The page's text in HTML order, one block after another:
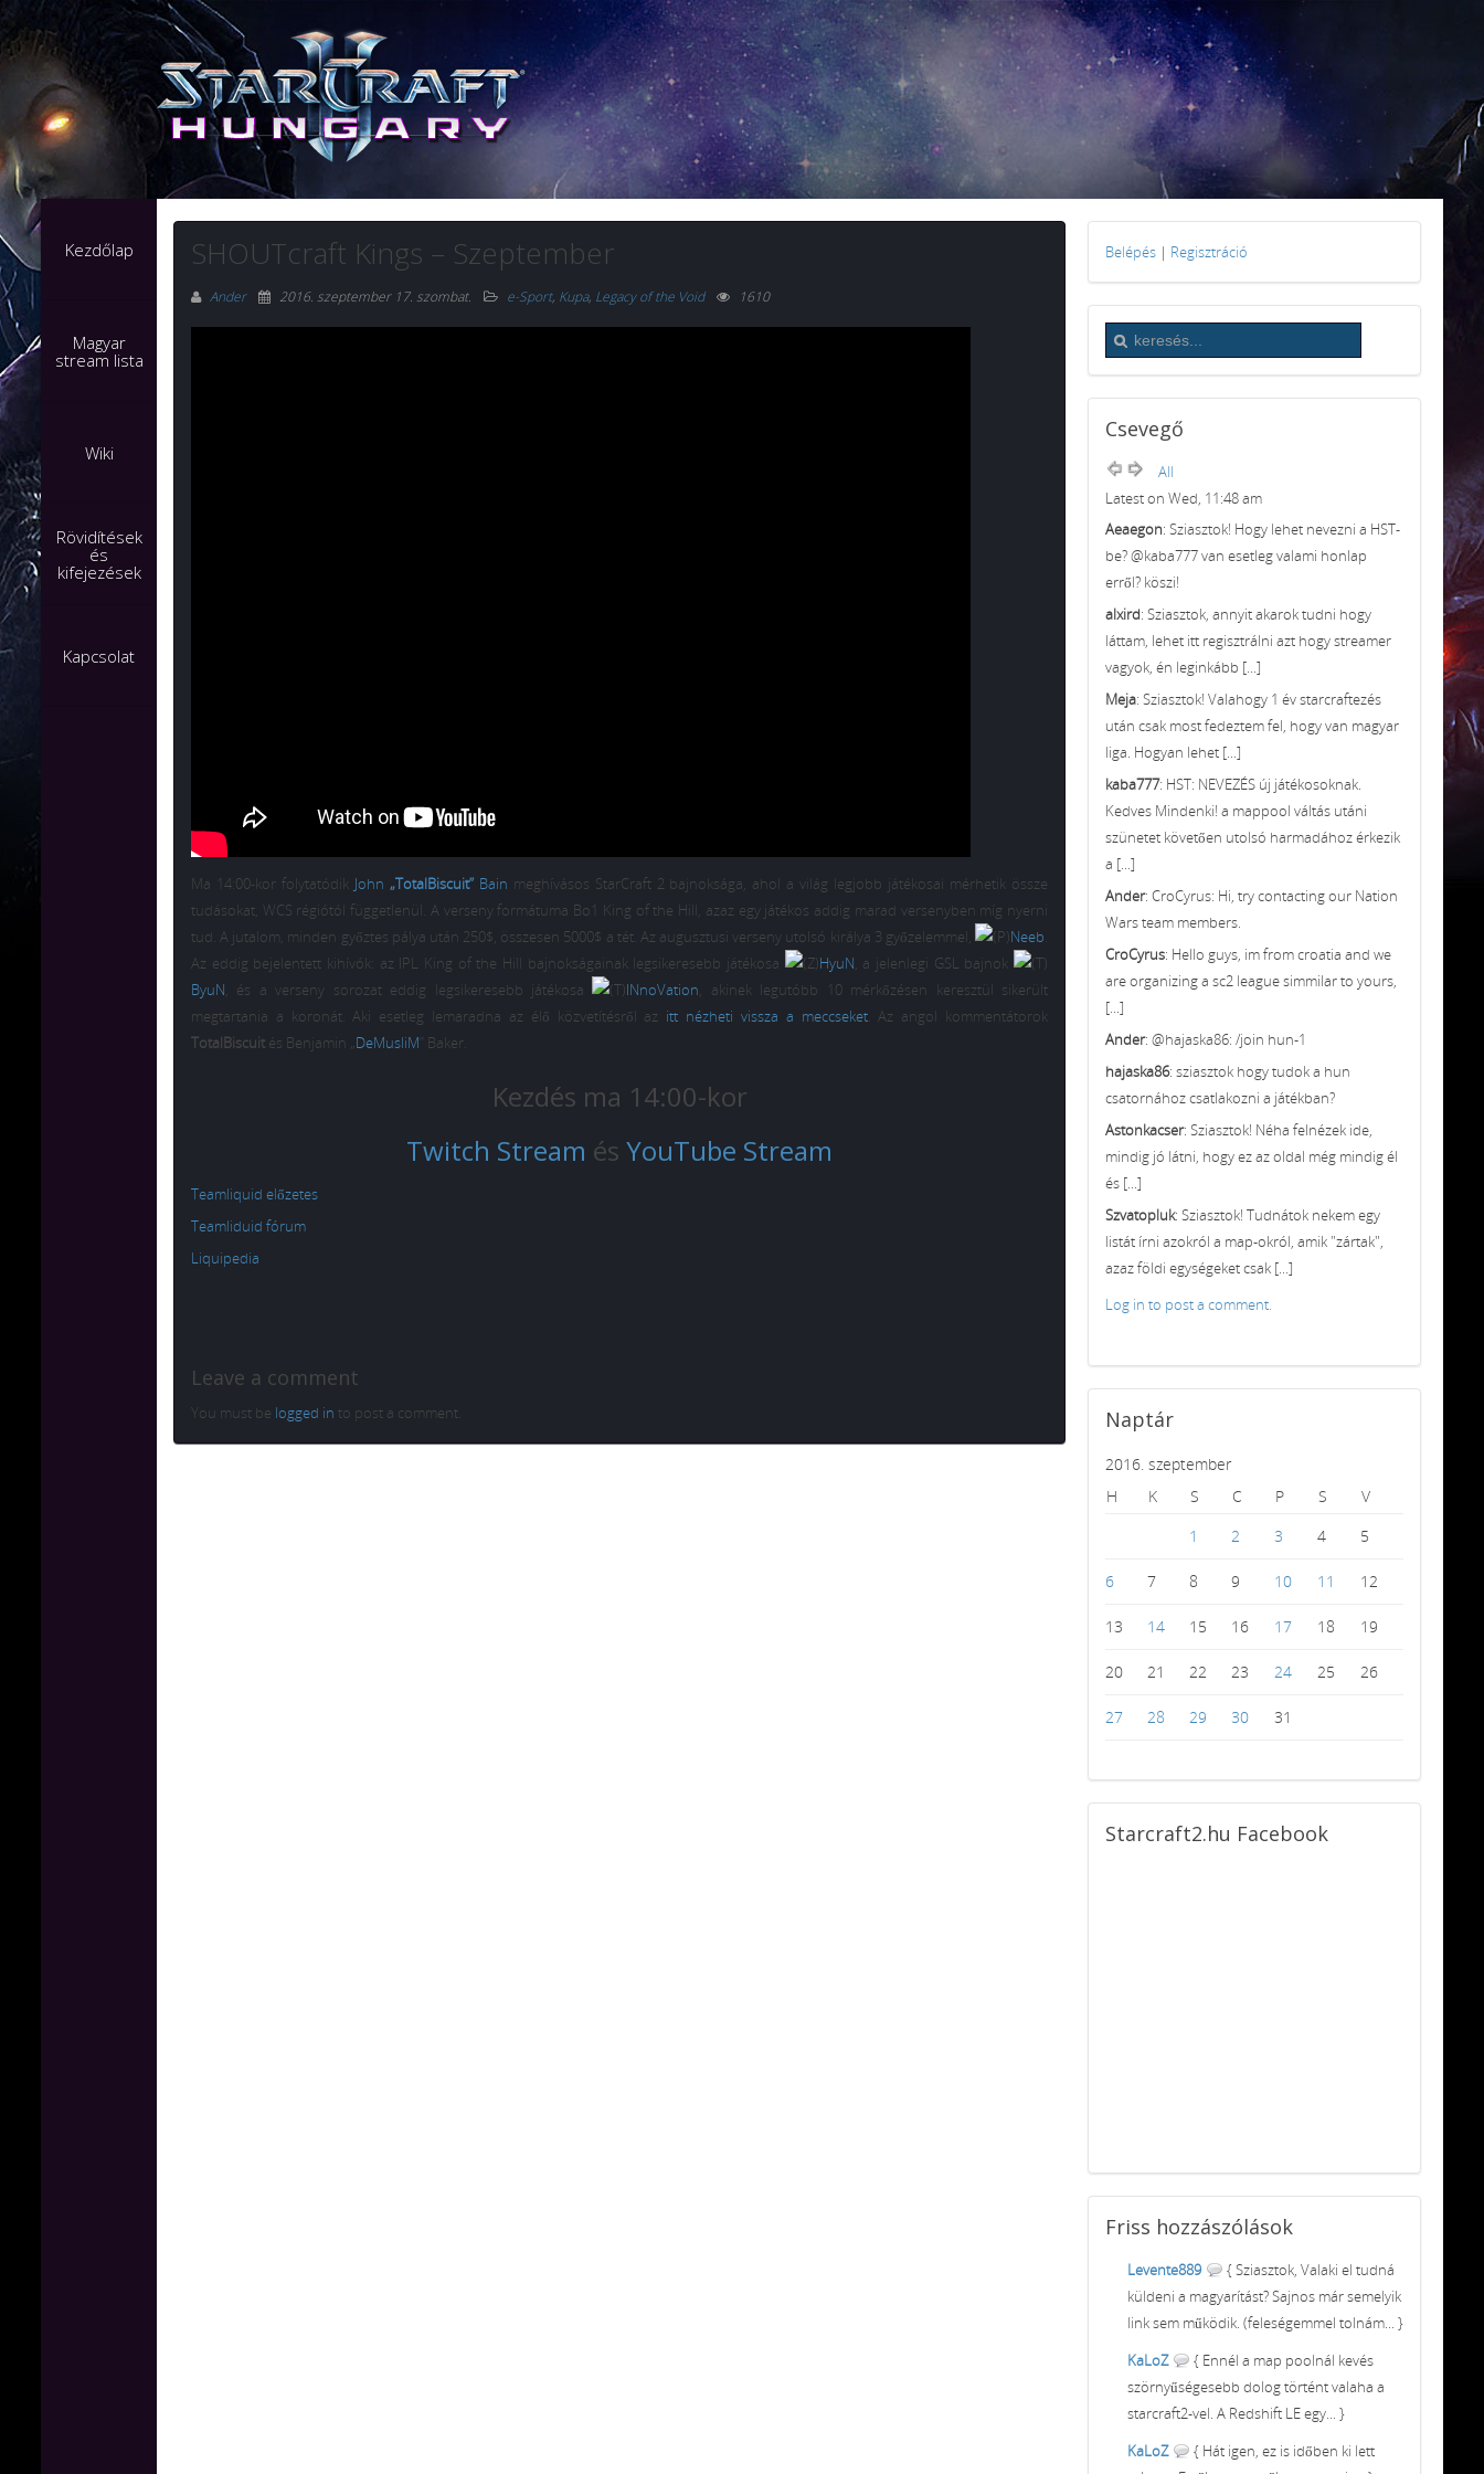
Kezdőlap
Magyar
stream lista
Wiki
Rövidítések
és
kifejezések
Kapcsolat
SHOUTcraft Kings – Szeptember
Ander 2016. szeptember 17. szombat. e-Sport, Kupa, Legacy of the Void 1610
Ma 14:00-kor folytatódik John „TotalBiscuit”Bain meghívásos StarCraft 2 bajnoksága, ahol a világ legjobb játékosai mérhetik össze
tudásokat, WCS régiótól függetlenül. A verseny formátuma Bo1 King of the Hill, azaz egy játékos addig marad versenyben míg nyerni
tud. A jutalom, minden győztes pálya után 250$, összesen 5000$ a tét. Az augusztusi verseny utolsó királya 3 győzelemmel,
Neeb.
Az eddig bejelentett kihívók: az IPL King of the Hill bajnokságainak legsikeresebb játékosa
HyuN, a jelenlegi GSL bajnok
ByuN, és a verseny sorozat eddig legsikeresebb játékosa INnoVation, akinek legutóbb 10 mérkőzésen keresztül sikerült
megtartania a koronát. Aki esetleg lemaradna az élő közvetítésről az itt nézheti vissza a meccseket. Az angol kommentátorok
TotalBiscuit és Benjamin „DeMusliM ” Baker.
Kezdés ma 14:00-kor
Twitch Stream és YouTube Stream
Teamliquid előzetes
Teamliduid fórum
Liquipedia
Leave a comment
You must be logged in to post a comment.
Belépés | Regisztráció
Csevegő
All
Latest on Wed, 11:48 am
Aeaegon: Sziasztok! Hogy lehet nevezni a HST-
be? @kaba777 van esetleg valami honlap
erről? köszi!
alxird: Sziasztok, annyit akarok tudni hogy
láttam, lehet itt regisztrálni azt hogy streamer
vagyok, én leginkább [...]
Meja: Sziasztok! Valahogy 1 év starcraftezés
után csak most fedeztem fel, hogy van magyar
liga. Hogyan lehet [...]
kaba777: HST: NEVEZÉS új játékosoknak.
Kedves Mindenki! a mappool váltás utáni
szünetet követően utolsó harmadához érkezik
a [...]
Ander: CroCyrus: Hi, try contacting our Nation
Wars team members.
CroCyrus: Hello guys, im from croatia and we
are organizing a sc2 league simmilar to yours,
[...]
Ander: @hajaska86: /join hun-1
hajaska86: sziasztok hogy tudok a hun
csatornához csatlakozni a játékban?
Astonkacser: Sziasztok! Néha felnézek ide,
mindig jó látni, hogy ez az oldal még mindig él
és [...]
Szvatopluk: Sziasztok! Tudnátok nekem egy
listát írni azokról a map-okról, amik "zártak",
azaz földi egységeket csak [...]
Log in to post a comment.
Naptár
2016. szeptember
H
K S C P S
V
1
2 3 4 5
6 7 8 9 10 11 12
13 14 15 16 17 18 19
20 21 22 23 24 25 26
27 28 29 30 31
Starcraft2.hu Facebook
Friss hozzászólások
Levente889
{ Sziasztok, Valaki el tudná
küldeni a magyarítást? Sajnos már semelyik
link sem működik. (feleségemmel tolnám... }
KaLoZ
{ Ennél a map poolnál kevés
szörnyűségesebb dolog történt valaha a
starcraft2-vel. A Redshift LE egy... }
KaLoZ
{ Hát igen, ez is időben ki lett